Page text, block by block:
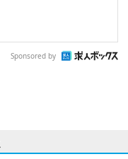
Sponsored by